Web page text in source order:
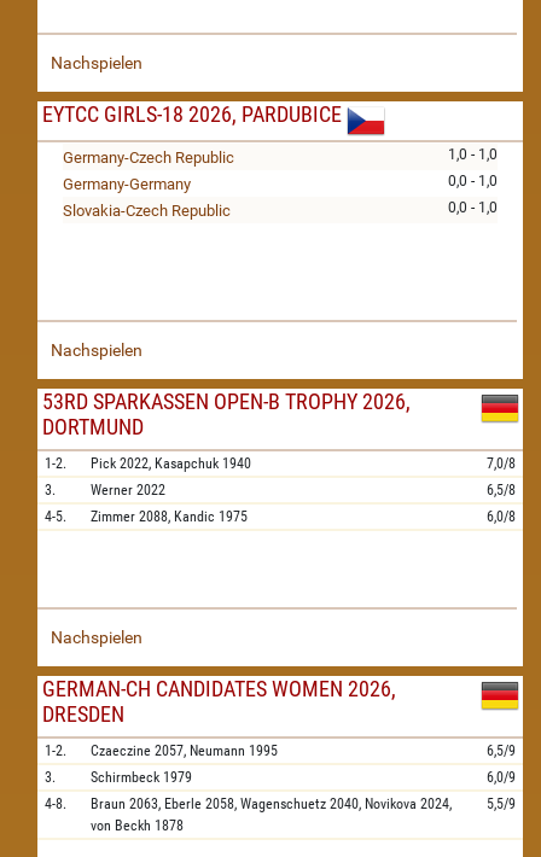
Nachspielen
EYTCC GIRLS-18 2026, PARDUBICE
1,0 - 1,0
Germany-Czech Republic
0,0 - 1,0
Germany-Germany
0,0 - 1,0
Slovakia-Czech Republic
Nachspielen
53RD SPARKASSEN OPEN-B TROPHY 2026,
DORTMUND
1-2. Pick 2022, Kasapchuk 1940
7,0/8
3.
Werner 2022
6,5/8
4-5.
Zimmer 2088, Kandic 1975 6,0/8
Nachspielen
GERMAN-CH CANDIDATES WOMEN 2026,
DRESDEN
1-2. Czaeczine 2057, Neumann 1995
6,5/9
3.
Schirmbeck 1979
6,0/9
4-8.
Braun 2063, Eberle 2058, Wagenschuetz 2040, Novikova 2024,
von Beckh 1878
5,5/9